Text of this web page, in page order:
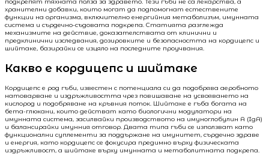
подкрепят тяхната полза за здравето. Тези гъби не са лекарства, а
хранителни добавки, които могат да подпомогнат естествените
функции на организма, включително енергийния метаболизъм, имунната
система и сърдечно-съдовата подкрепа. Статията разглежда
механизмите на действие, доказателствата от клинични и
предклинични изследвания, дозировките и безопасността на кордицепс и
шийтаке, базирайки се изцяло на последните проучвания.
Какво е кордицепс и шийтаке
Кордицепс е род гъби, известен с потенциала си да подобрява аеробното
натоварване и издръжливостта чрез повишаване на усвояването на
кислород и подобряване на кръвния поток. Шийтаке е гъба богата на
бета-глюкани, които действат като биологични модулатори на
имунната система, засилвайки производството на имуноглобулин A (IgA)
и балансирайки имунния отговор. Двата типа гъби се използват като
функционални суплементи за поддържане на имунитет, сърдечно здраве
и енергия, като кордицепс се фокусира предимно върху физическата
издръжливост, а шийтаке върху имунната и метаболитната подкрепа.